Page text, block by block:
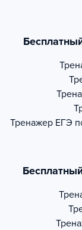
Тренажер ЕГЭ